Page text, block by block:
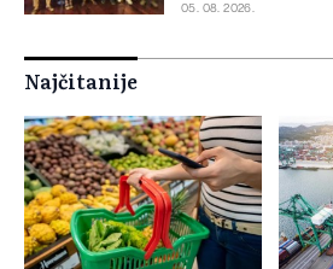
05. 08. 2026.
Najčitanije